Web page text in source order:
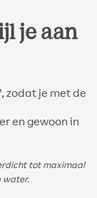
je aan
zodat je met de
en gewoon in
tot maximaal
water.